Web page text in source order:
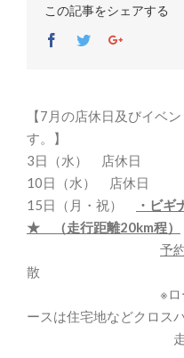
この記事をシェアする
Facebook
TwitterGoogle+
【7月の店休日及びイベ
す。】
3日（水） 店休日
10日（水） 店休日
15日（月・祝）
・ビ
★ （走行距離20km程）
予
散
※ロードバイク
ースは住宅地などクロス
走りやすい